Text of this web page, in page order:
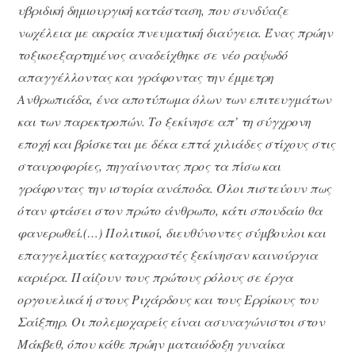
υβριδική δημιουργική κατάσταση, που συνδύαζε
νωχέλεια με ακραία πνευματική διαύγεια. Ένας πρώην
τοξικοεξαρτημένος αναδείχθηκε σε νέο ραψωδό
απαγγέλλοντας και γράφοντας την έμμετρη
Ανθρωπιάδα, ένα αποτύπωμα όλων των επιτευγμάτων
και των παρεκτροπών. Το ξεκίνησε απ’ τη σύγχρονη
εποχή και βρίσκεται με δέκα επτά χιλιάδες στίχους στις
σταυροφορίες, πηγαίνοντας προς τα πίσω και
γράφοντας την ιστορία ανάποδα. Όλοι πιστεύουν πως
όταν φτάσει στον πρώτο άνθρωπο, κάτι σπουδαίο θα
φανερωθεί.(…) Πολιτικοί, διευθύνοντες σύμβουλοι και
επαγγελματίες καταχραστές ξεκίνησαν καινούργια
καριέρα. Παίζουν τους πρώτους ρόλους σε έργα
οργουελικά ή στους Ριχάρδους και τους Ερρίκους του
Σαίξπηρ. Οι πολεμοχαρείς είναι ασυναγώνιστοι στον
Μάκβεθ, όπου κάθε πρώην ματαιόδοξη γυναίκα